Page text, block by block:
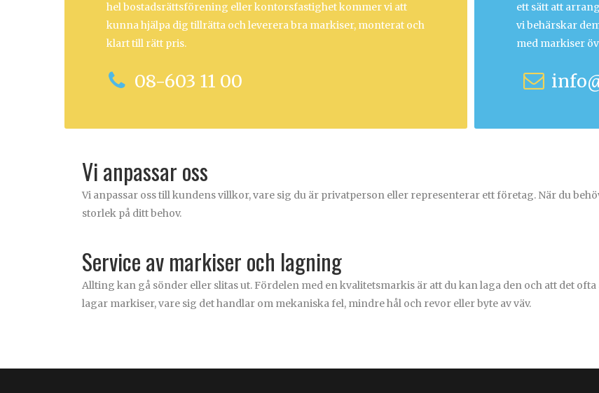
hel bostadsrättsförening eller kontorsfastighet kommer vi att
kunna hjälpa dig tillrätta och leverera bra markiser, monterat och
klart till rätt pris.
08-603 11 00
ett sätt att
vi behärskar
med markiser
Vi anpassar oss
Vi anpassar oss till kundens villkor, vare sig du är privatperson eller representerar ett företag. När du
storlek på ditt behov.
Service av markiser och lagning
Allting kan gå sönder eller slitas ut. Fördelen med en kvalitetsmarkis är att du kan laga den och att det
lagar markiser, vare sig det handlar om mekaniska fel, mindre hål och revor eller byte av väv.